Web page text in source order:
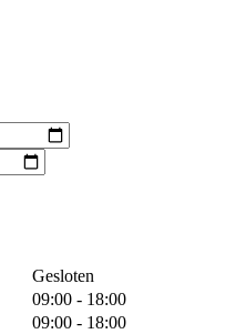
Gesloten
09:00 - 18:00
09:00 - 18:00